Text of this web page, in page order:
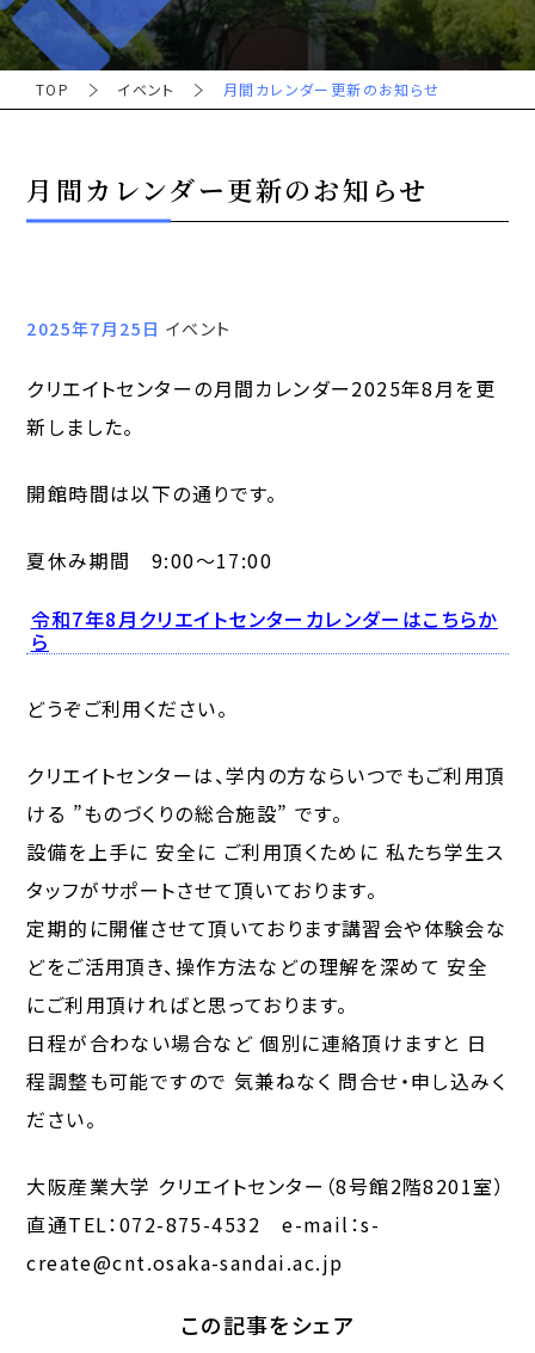
TOP イベント 月間カレンダー更新のお知らせ
月間カレンダー更新のお知らせ
2025年7月25日 イベント
クリエイトセンターの月間カレンダー2025年8月を更
新しました。
開館時間は以下の通りです。
夏休み期間 9:00～17:00
令和7年8月クリエイトセンターカレンダーはこちらか
ら
どうぞご利用ください。
クリエイトセンターは、学内の方ならいつでもご利用頂
ける ”ものづくりの総合施設” です。
設備を上手に 安全に ご利用頂くために 私たち学生ス
タッフがサポートさせて頂いております。
定期的に開催させて頂いております講習会や体験会な
どをご活用頂き、操作方法などの理解を深めて 安全
にご利用頂ければと思っております。
日程が合わない場合など 個別に連絡頂けますと 日
程調整も可能ですので 気兼ねなく 問合せ・申し込みく
ださい。
大阪産業大学 クリエイトセンター（8号館2階8201室）
直通TEL：072-875-4532 e-mail：s-
create@cnt.osaka-sandai.ac.jp
この記事をシェア